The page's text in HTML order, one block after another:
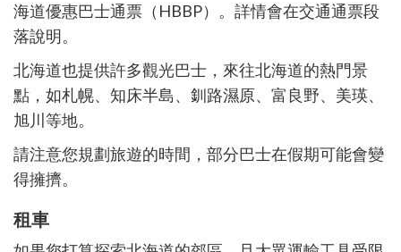
海道優惠巴士通票（ HBBP）。詳情會在交通通票段
落說明。
北海道也提供許多觀光巴士，來往北海道的熱門景
點，如札幌、知床半島、釧路濕原、富良野、美瑛、
旭川等地。
請注意您規劃旅遊的時間，部分巴士在假期可能會變
得擁擠。
租車